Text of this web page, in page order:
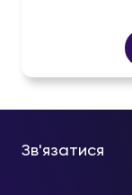
Зв'язатися